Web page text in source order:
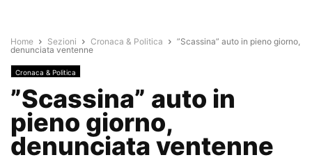
Home Sezioni Cronaca & Politica
”Scassina” auto in pieno giorno,
denunciata ventenne
Cronaca & Politica
”Scassina” auto in
pieno giorno,
denunciata ventenne